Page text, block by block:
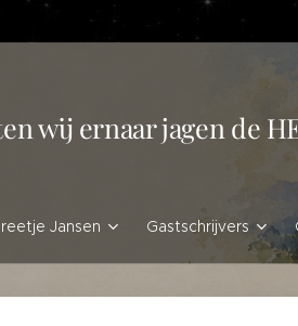
wij ernaar jagen de
Jansen Gastschrijvers